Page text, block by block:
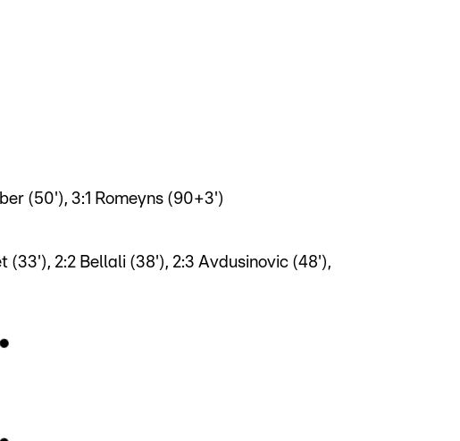
(50'), 3:1 Romeyns (90+3')
(33'), 2:2 Bellali (38'), 2:3 Avdusinovic (48'),